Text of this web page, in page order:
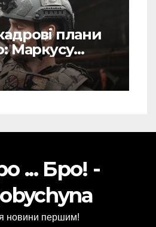
плани
Маркусу
важливу
... Бро! -
новини першим!